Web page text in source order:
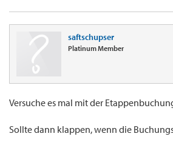
saftschupser
Platinum Member
Versuche es mal mit der
Sollte dann klappen, wenn die